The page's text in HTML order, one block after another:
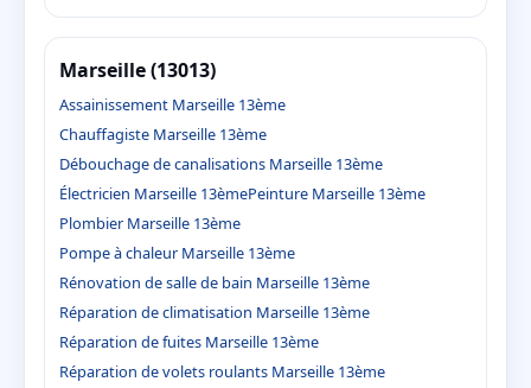
Marseille (13013)
Assainissement Marseille 13ème
Chauffagiste Marseille 13ème
Débouchage de canalisations Marseille 13ème
Électricien Marseille 13èmePeinture Marseille 13ème
Plombier Marseille 13ème
Pompe à chaleur Marseille 13ème
Rénovation de salle de bain Marseille 13ème
Réparation de climatisation Marseille 13ème
Réparation de fuites Marseille 13ème
Réparation de volets roulants Marseille 13ème